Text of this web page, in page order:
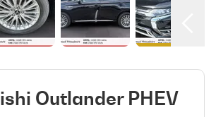
Outlander PHEV